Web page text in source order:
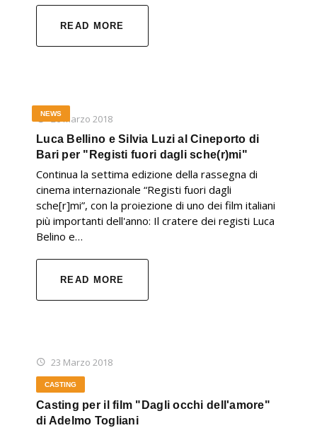
READ MORE
26 Marzo 2018
NEWS
Luca Bellino e Silvia Luzi al Cineporto di
Bari per "Registi fuori dagli sche(r)mi"
Continua la settima edizione della rassegna di
cinema internazionale “Registi fuori dagli
sche[r]mi”, con la proiezione di uno dei film italiani
più importanti dell'anno: Il cratere dei registi Luca
Belino e…
READ MORE
23 Marzo 2018
CASTING
Casting per il film "Dagli occhi dell'amore"
di Adelmo Togliani